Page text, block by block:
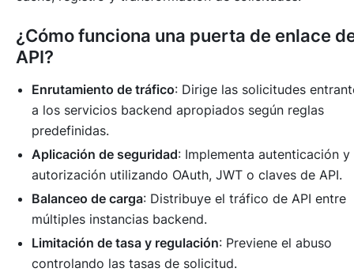
¿Cómo funciona una puerta de enlace
API?
Enrutamiento de tráfico: Dirige las solicitudes
a los servicios backend apropiados según reglas
predefinidas.
Aplicación de seguridad: Implementa autenticación y
autorización utilizando OAuth, JWT o claves de API.
Balanceo de carga: Distribuye el tráfico de API entre
múltiples instancias backend.
Limitación de tasa y regulación: Previene el abuso
controlando las tasas de solicitud.